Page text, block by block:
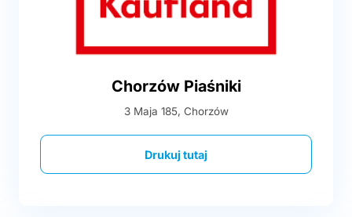
Chorzów Piaśniki
3 Maja 185, Chorzów
Drukuj tutaj